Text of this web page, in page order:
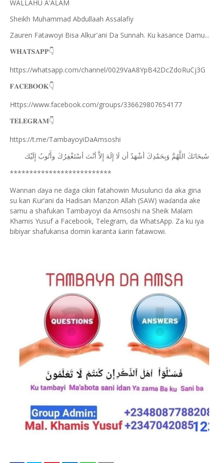
WALLAHU A'ALAM
Sheikh Muhammad Abdullaah Assalafiy
Zauren Fatawoyi Bisa Alkur'ani Da Sunnah. Ku kasance Damu...
𝐖𝐇𝐀𝐓𝐒𝐀𝐏𝐏👇
https://whatsapp.com/channel/0029VaA8YpB42DcZdoRuCj3G
𝐅𝐀𝐂𝐄𝐁𝐎𝐎𝐊👇
Https://www.facebook.com/groups/336629807654177
𝐓𝐄𝐋𝐄𝐆𝐑𝐀𝐌👇
https://t.me/TambayoyiDaAmsoshi
ﺳُﺒﺤَﺎﻧَﻚَ ﺍﻟﻠَّﻬُﻢَّ ﻭَﺑِﺤَﻤْﺪِﻙَ ﺃﺷْﻬَﺪُ ﺃﻥ ﻟَﺎ ﺇِﻟَﻪَ ﺇِﻻَّ ﺃﻧْﺖَ ﺃﺳْﺘَﻐْﻔِﺮُﻙَ ﻭﺃَﺗُﻮﺏُ ﺇِﻟَﻴْﻚ
**************************
Wannan ɗaya ne daga cikin fatahowin Musulunci da aka gina
su kan Ƙur’ani da Hadisan Manzon Allah (SAW) waɗanda ake
samu a shafukan Tambayoyi da Amsoshi na Sheik Malam
Khamis Yusuf a Facebook, Telegram, da WhatsApp. Za ku iya
bibiyar shafukansa domin karanta ƙarin fatawowi.